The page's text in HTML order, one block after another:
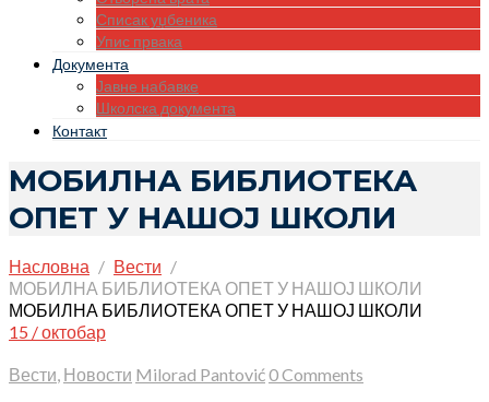
Списак уџбеника
Упис првака
Документа
Јавне набавке
Школска документа
Контакт
МОБИЛНА БИБЛИОТЕКА
ОПЕТ У НАШОЈ ШКОЛИ
Насловна
Вести
МОБИЛНА БИБЛИОТЕКА ОПЕТ У НАШОЈ ШКОЛИ
МОБИЛНА БИБЛИОТЕКА ОПЕТ У НАШОЈ ШКОЛИ
15 / октобар
Вести, Новости Milorad Pantović0 Comments